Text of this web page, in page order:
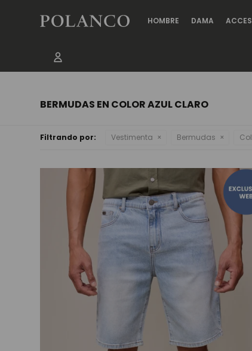
HOMBRE DAMA
BERMUDAS EN COLOR AZUL CLARO
Filtrando por: Vestimenta Bermudas